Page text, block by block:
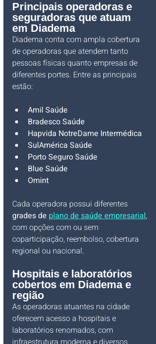
Principais operadoras e
seguradoras que atuam
em Diadema
Diadema conta com ampla cobertura
de operadoras que atendem tanto
pessoas físicas quanto empresas de
diferentes portes. Entre as principais
estão:
Amil Saúde
Bradesco Saúde
Hapvida NotreDame Intermédica
SulAmérica Saúde
Porto Seguro Saúde
Blue Saúde
Omint
Cada operadora possui diferentes
grades de plano de saúde empresarial,
com opções com ou sem
coparticipação, reembolso, cobertura
regional ou nacional.
Hospitais e laboratórios
cobertos em Diadema e
região
As operadoras atuantes na cidade
oferecem acesso a hospitais e
laboratórios renomados, com